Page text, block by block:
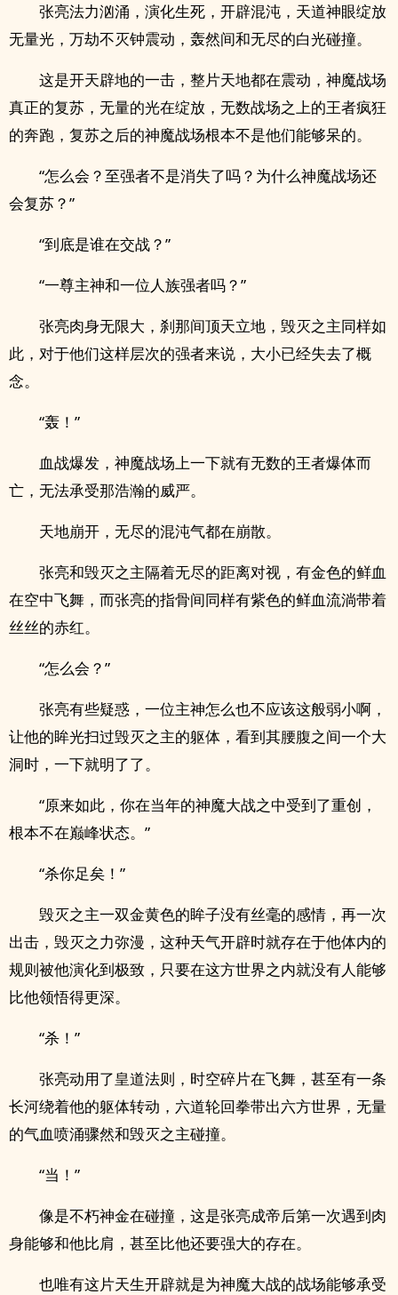
张亮法力汹涌，演化生死，开辟混沌，天道神眼绽放
无量光，万劫不灭钟震动，轰然间和无尽的白光碰撞。
这是开天辟地的一击，整片天地都在震动，神魔战场
真正的复苏，无量的光在绽放，无数战场之上的王者疯狂
的奔跑，复苏之后的神魔战场根本不是他们能够呆的。
“怎么会？至强者不是消失了吗？为什么神魔战场还
会复苏？”
“到底是谁在交战？”
“一尊主神和一位人族强者吗？”
张亮肉身无限大，刹那间顶天立地，毁灭之主同样如
此，对于他们这样层次的强者来说，大小已经失去了概
念。
“轰！”
血战爆发，神魔战场上一下就有无数的王者爆体而
亡，无法承受那浩瀚的威严。
天地崩开，无尽的混沌气都在崩散。
张亮和毁灭之主隔着无尽的距离对视，有金色的鲜血
在空中飞舞，而张亮的指骨间同样有紫色的鲜血流淌带着
丝丝的赤红。
“怎么会？”
张亮有些疑惑，一位主神怎么也不应该这般弱小啊，
让他的眸光扫过毁灭之主的躯体，看到其腰腹之间一个大
洞时，一下就明了了。
“原来如此，你在当年的神魔大战之中受到了重创，
根本不在巅峰状态。”
“杀你足矣！”
毁灭之主一双金黄色的眸子没有丝毫的感情，再一次
出击，毁灭之力弥漫，这种天气开辟时就存在于他体内的
规则被他演化到极致，只要在这方世界之内就没有人能够
比他领悟得更深。
“杀！”
张亮动用了皇道法则，时空碎片在飞舞，甚至有一条
长河绕着他的躯体转动，六道轮回拳带出六方世界，无量
的气血喷涌骤然和毁灭之主碰撞。
“当！”
像是不朽神金在碰撞，这是张亮成帝后第一次遇到肉
身能够和他比肩，甚至比他还要强大的存在。
也唯有这片天生开辟就是为神魔大战的战场能够承受